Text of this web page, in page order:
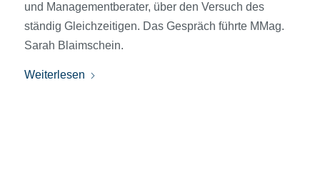
und Managementberater, über den Versuch des
ständig Gleichzeitigen. Das Gespräch führte MMag.
Sarah Blaimschein.
Weiterlesen